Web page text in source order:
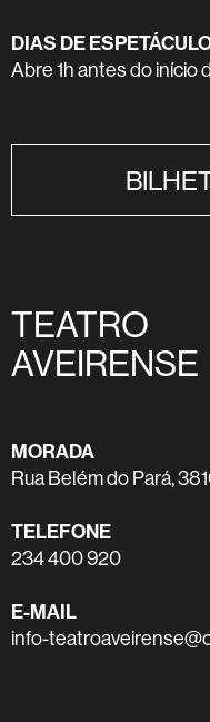
DIAS DE
Abre 1h antes do início
TEATRO
AVEIRENSE
MORADA
Rua Belém do Pará,
TELEFONE
234 400 920
E-MAIL
info-